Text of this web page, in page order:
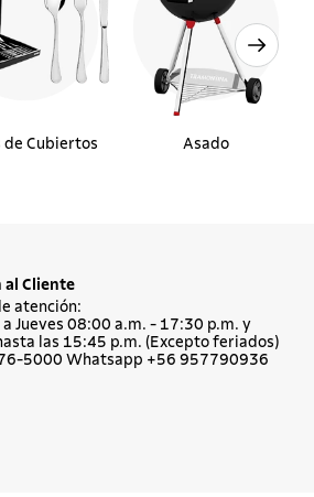
de Cubiertos Asado
al Cliente
atención:
a Jueves 08:00 a.m. - 17:30 p.m. y
las 15:45 p.m. (Excepto feriados)
5000 Whatsapp +56 957790936